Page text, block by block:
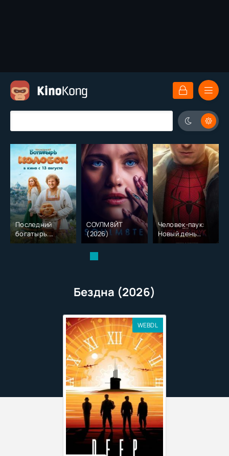
Последний
богатырь.
Колобок (2026)
СОУЛМ8ЙТ
(2026)
Человек-паук:
Новый день
(2026)
Бездна (2026)
WEBDL